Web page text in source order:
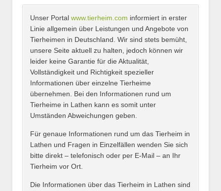
Name*
E-Mail*
Name des Tierheims*
Unser Portal www.tierheim.com informiert in erster
Linie allgemein über Leistungen und Angebote von
Tierheimen in Deutschland. Wir sind stets bemüht,
unsere Seite aktuell zu halten, jedoch können wir
leider keine Garantie für die Aktualität,
Vollständigkeit und Richtigkeit spezieller
Informationen über einzelne Tierheime
übernehmen. Bei den Informationen rund um
Tierheime in Lathen kann es somit unter
Umständen Abweichungen geben.
Für genaue Informationen rund um das Tierheim in
Lathen und Fragen in Einzelfällen wenden Sie sich
bitte direkt – telefonisch oder per E-Mail – an Ihr
Tierheim vor Ort.
Die Informationen über das Tierheim in Lathen sind